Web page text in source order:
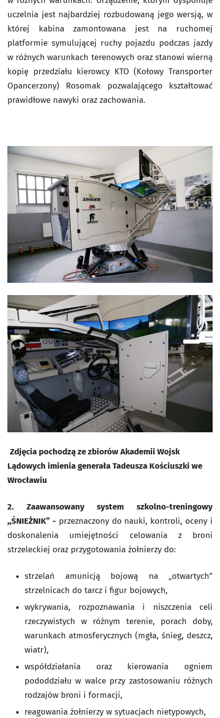
uczelnia jest najbardziej rozbudowaną jego wersją, w
której kabina zamontowana jest na ruchomej
platformie symulującej ruchy pojazdu podczas jazdy
w różnych warunkach terenowych oraz stanowi wierną
kopię przedziału kierowcy KTO (Kołowy Transporter
Opancerzony) Rosomak pozwalającego kształtować
prawidłowe nawyki oraz zachowania.
Zdjęcia pochodzą ze zbiorów Akademii Wojsk
Lądowych imienia generała Tadeusza Kościuszki we
Wrocławiu
2. Zaawansowany system szkolno-treningowy
,,ŚNIEŻNIK” -przeznaczony do nauki, kontroli, oceny i
doskonalenia umiejętności celowania z broni
strzeleckiej oraz przygotowania żołnierzy do:
strzelań amunicją bojową na „otwartych”
strzelnicach do tarcz i figur bojowych,
wykrywania, rozpoznawania i niszczenia celi
rzeczywistych w różnym terenie, porach doby,
warunkach atmosferycznych (mgła, śnieg, deszcz,
wiatr),
współdziałania oraz kierowania ogniem
pododdziału w walce przy zastosowaniu różnych
rodzajów broni i formacji,
reagowania żołnierzy w sytuacjach nietypowych,